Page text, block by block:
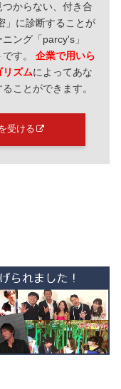
からない、付き合
」に診断することが
ング「parcy's」
です。企業で用いら
ズムによってあな
ことができます。
受ける